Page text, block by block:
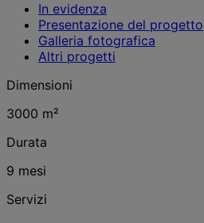
In evidenza
Presentazione del progetto
Galleria fotografica
Altri progetti
Dimensioni
3000 m²
Durata
9 mesi
Servizi